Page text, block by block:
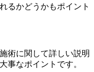
るかどうかもポイント
術に関して詳しい説明
事なポイントです。